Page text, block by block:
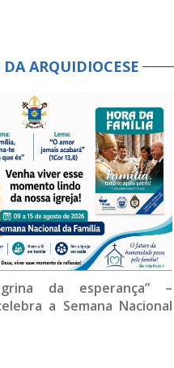
ARQUIDIOCESE
da esperança” –
a Semana Nacional